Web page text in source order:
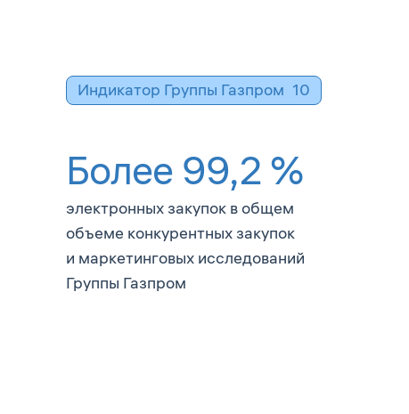
Индикатор Группы Газпром 10
Более 99,2 %
электронных закупок в общем
объеме конкурентных закупок
и маркетинговых исследований
Группы Газпром